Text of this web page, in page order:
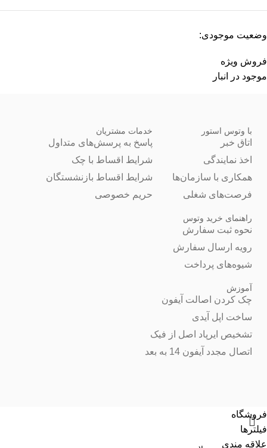
وضعیت موجودی:
فروش ویژه
موجود در انبار
با وتوس استور
اتاق خبر
اخذ نمایندگی
همکاری با سازمان‌ها
فرصت‌های شغلی
خدمات مشتریان
پاسخ به پرسش‌های متداول
شرایط اقساط با چک
شرایط اقساط بازنشستگان
حریم خصوصی
راهنمای خرید وتوس
نحوه ثبت سفارش
رویه ارسال سفارش
شیوه‌های پرداخت
آموزش
چک کردن اصالت آیفون
ساخت اپل آیدی
تشخیص ایرپاد اصل از فیک
اتصال مجدد آیفون 14 به بعد
فروشگاه
فیلترها
علاقه مندی